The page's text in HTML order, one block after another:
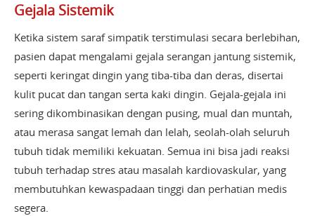
Gejala Sistemik
Ketika sistem saraf simpatik terstimulasi secara berlebihan,
pasien dapat mengalami gejala serangan jantung sistemik,
seperti keringat dingin yang tiba-tiba dan deras, disertai
kulit pucat dan tangan serta kaki dingin. Gejala-gejala ini
sering dikombinasikan dengan pusing, mual dan muntah,
atau merasa sangat lemah dan lelah, seolah-olah seluruh
tubuh tidak memiliki kekuatan. Semua ini bisa jadi reaksi
tubuh terhadap stres atau masalah kardiovaskular, yang
membutuhkan kewaspadaan tinggi dan perhatian medis
segera.